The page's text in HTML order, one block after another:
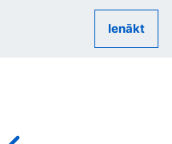
Ienākt